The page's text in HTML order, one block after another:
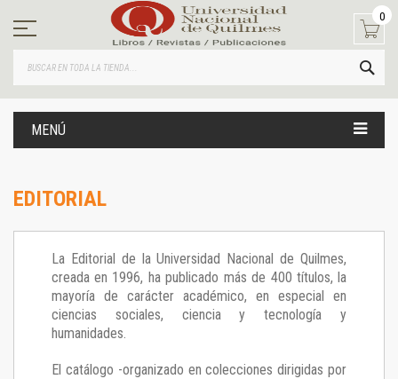
contenido
0
MENÚ
EDITORIAL
La Editorial de la Universidad Nacional de Quilmes,
creada en 1996, ha publicado más de 400 títulos, la
mayoría de carácter académico, en especial en
ciencias sociales, ciencia y tecnología y
humanidades.
El catálogo -organizado en colecciones dirigidas por